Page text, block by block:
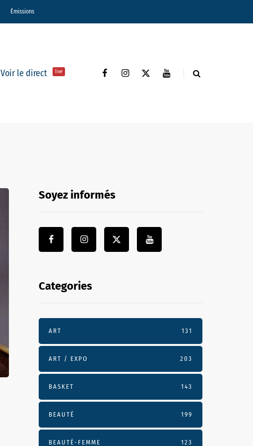
Émissions
Voir le direct live
Soyez informés
Categories
ART 131
ART / EXPO 203
BASKET 143
BEAUTÉ 199
BEAUTÉ-FEMME 123